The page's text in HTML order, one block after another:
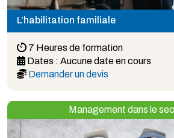
L’habilitation familiale
7 Heures de formation
Dates : Aucune date en cours
Demander un devis
Management dans le